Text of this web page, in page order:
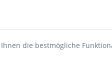
die bestmögliche